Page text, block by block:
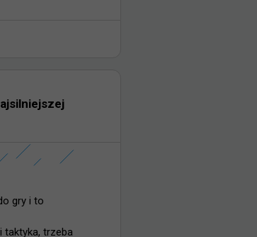
gry i to
taktyka, trzeba